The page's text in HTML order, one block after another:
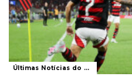
Últimas Notícias do Flamengo